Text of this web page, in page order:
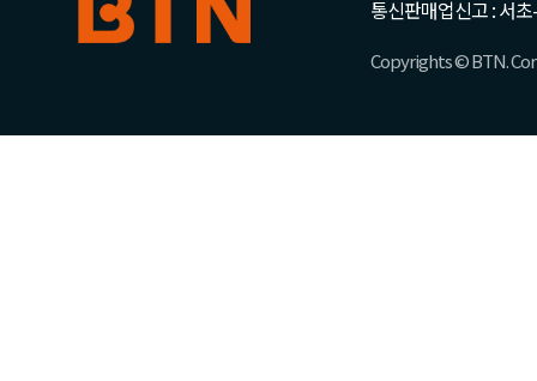
통신판매업신고 : 서
Copyrights © BTN.